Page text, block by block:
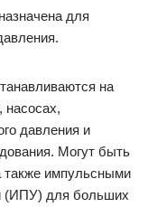
для
на
насосах,
давления и
Могут быть
импульсными
(ИПУ) для больших